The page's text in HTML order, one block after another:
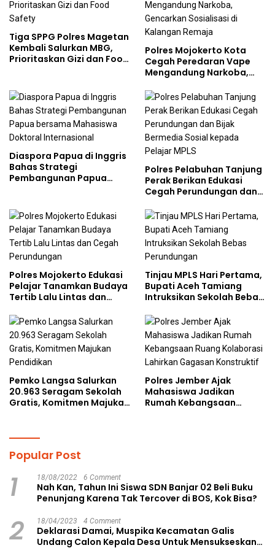
Tiga SPPG Polres Magetan
Kembali Salurkan MBG,
Prioritaskan Gizi dan Food
Polres Mojokerto Kota
Cegah Peredaran Vape
Mengandung Narkoba,
Kalangan Remaja
Diaspora Papua di Inggris
Bahas Strategi
Pembangunan Papua
Polres Pelabuhan Tanjung
Perak Berikan Edukasi
Cegah Perundungan dan
kepada Pelajar MPLS
Polres Mojokerto Edukasi
Pelajar Tanamkan Budaya
Tertib Lalu Lintas dan
Tinjau MPLS Hari Pertama,
Bupati Aceh Tamiang
Intruksikan Sekolah Bebas
Pemko Langsa Salurkan
20.963 Seragam Sekolah
Gratis, Komitmen Majukan
Polres Jember Ajak
Mahasiswa Jadikan
Rumah Kebangsaan
Popular Post
1 18/08/2022 6 Comment
Nah Kan, Tahun Ini Siswa SDN Banjar 02 Beli Buku
Penunjang Karena Tak Tercover di BOS, Kok Bisa?
2 18/04/2023 4 Comment
Deklarasi Damai, Muspika Kecamatan Galis
Undang Calon Kepala Desa Untuk Mensukseskan